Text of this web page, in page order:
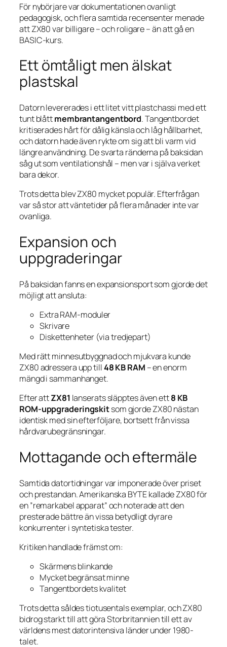
För nybörjare var dokumentationen ovanligt
pedagogisk, och flera samtida recensenter menade
att ZX80 var billigare – och roligare – än att gå en
BASIC-kurs.
Ett ömtåligt men älskat
plastskal
Datorn levererades i ett litet vitt plastchassi med ett
tunt blåttmembrantangentbord. Tangentbordet
kritiserades hårt för dålig känsla och låg hållbarhet,
och datorn hade även rykte om sig att bli varm vid
längre användning. De svarta ränderna på baksidan
såg ut som ventilationshål – men var i själva verket
bara dekor.
Trots detta blev ZX80 mycket populär. Efterfrågan
var så stor att väntetider på flera månader inte var
ovanliga.
Expansion och
uppgraderingar
På baksidan fanns en expansionsport som gjorde det
möjligt att ansluta:
Extra RAM-moduler
Skrivare
Diskettenheter (via tredjepart)
Med rätt minnesutbyggnad och mjukvara kunde
ZX80 adressera upp till48 KB RAM – en enorm
mängd i sammanhanget.
Efter attZX81 lanserats släpptes även ett8 KB
ROM-uppgraderingskitsom gjorde ZX80 nästan
identisk med sin efterföljare, bortsett från vissa
hårdvarubegränsningar.
Mottagande och eftermäle
Samtida datortidningar var imponerade över priset
och prestandan. Amerikanska BYTEkallade ZX80 för
en ”remarkabel apparat” och noterade att den
presterade bättre än vissa betydligt dyrare
konkurrenter i syntetiska tester.
Kritiken handlade främst om:
Skärmens blinkande
Mycket begränsat minne
Tangentbordets kvalitet
Trots detta såldes tiotusentals exemplar, och ZX80
bidrog starkt till att göra Storbritannien till ett av
världens mest datorintensiva länder under 1980-
talet.